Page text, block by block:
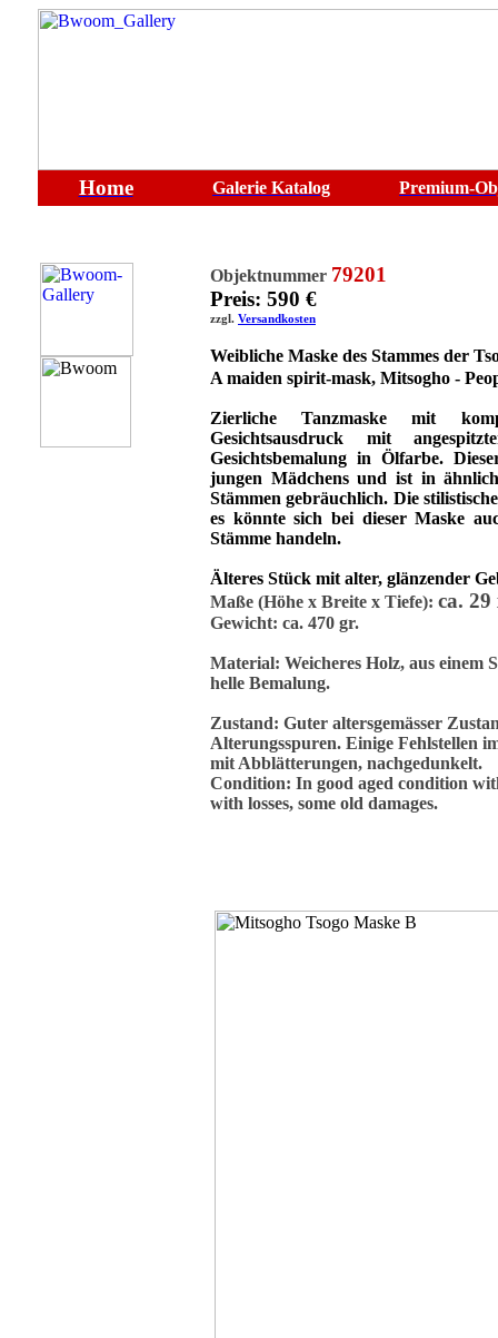
Home Galerie Katalog Premium-
Objektnummer 79201
Preis: 590 €
zzgl. Versandkosten
Weibliche Maske des Stammes der
A maiden spirit-mask, Mitsogho -
Zierliche Tanzmaske mit
Gesichtsausdruck mit
Gesichtsbemalung in Ölfarbe.
jungen Mädchens und ist in
Stämmen gebräuchlich. Die
es könnte sich bei dieser Maske
Stämme handeln.
Älteres Stück mit alter, glänzender
Maße (Höhe x Breite x Tiefe): ca. 29
Gewicht: ca. 470 gr.
Material: Weicheres Holz, aus einem
helle Bemalung.
Zustand: Guter altersgemässer
Alterungsspuren. Einige Fehlstellen
mit Abblätterungen, nachgedunkelt.
Condition: In good aged condition
with losses, some old damages.